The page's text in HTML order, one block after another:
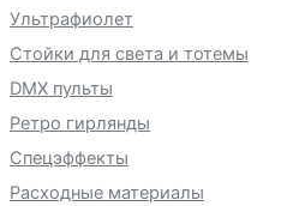
Ультрафиолет
Стойки для света и тотемы
DMX пульты
Ретро гирлянды
Спецэффекты
Расходные материалы